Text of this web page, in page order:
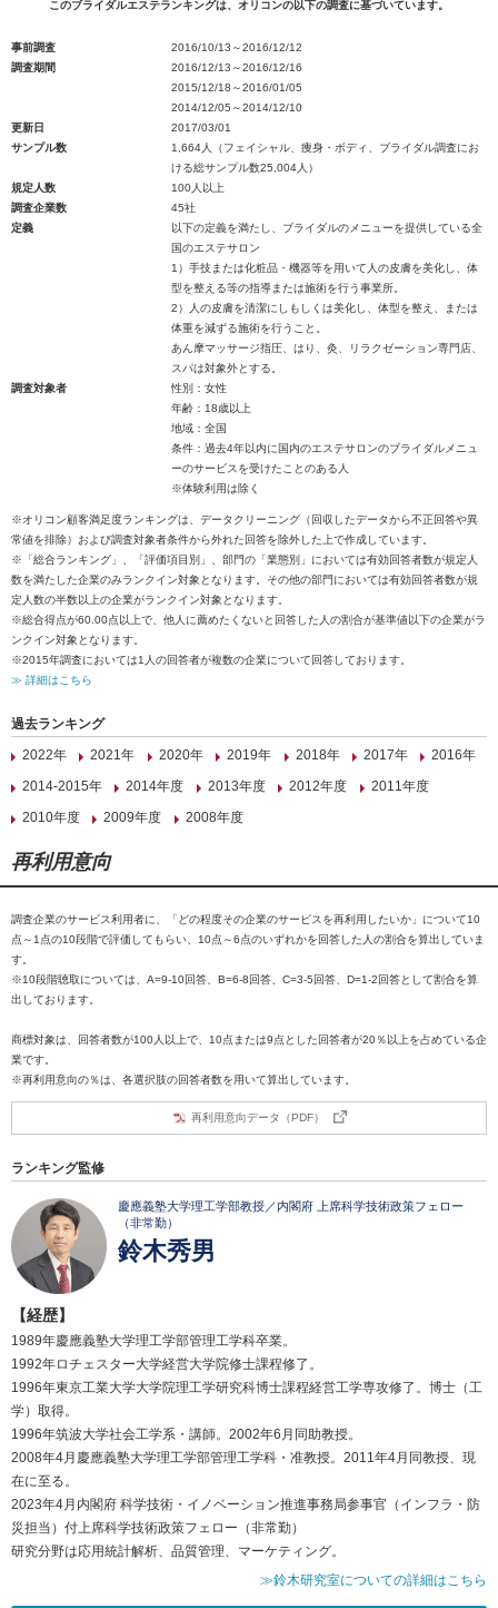
このブライダルエステランキングは、オリコンの以下の調査に基づいています。
事前調査
2016/10/13～2016/12/12
調査期間
2016/12/13～2016/12/16
2015/12/18～2016/01/05
2014/12/05～2014/12/10
更新日
2017/03/01
サンプル数
1,664人（フェイシャル、痩身・ボディ、ブライダル調査にお
ける総サンプル数25,004人）
規定人数
100人以上
調査企業数
45社
定義
以下の定義を満たし、ブライダルのメニューを提供している全
国のエステサロン
1）手技または化粧品・機器等を用いて人の皮膚を美化し、体
型を整える等の指導または施術を行う事業所。
2）人の皮膚を清潔にしもしくは美化し、体型を整え、または
体重を減ずる施術を行うこと。
あん摩マッサージ指圧、はり、灸、リラクゼーション専門店、
スパは対象外とする。
調査対象者
性別：女性
年齢：18歳以上
地域：全国
条件：過去4年以内に国内のエステサロンのブライダルメニュ
ーのサービスを受けたことのある人
※体験利用は除く
※オリコン顧客満足度ランキングは、データクリーニング（回収したデータから不正回答や異
常値を排除）および調査対象者条件から外れた回答を除外した上で作成しています。
※「総合ランキング」、「評価項目別」、部門の「業態別」においては有効回答者数が規定人
数を満たした企業のみランクイン対象となります。その他の部門においては有効回答者数が規
定人数の半数以上の企業がランクイン対象となります。
※総合得点が60.00点以上で、他人に薦めたくないと回答した人の割合が基準値以下の企業がラ
ンクイン対象となります。
※2015年調査においては1人の回答者が複数の企業について回答しております。
≫ 詳細はこちら
過去ランキング
2022年
2021年 2020年 2019年 2018年 2017年
2016年
2014-2015年
2014年度 2013年度 2012年度
2011年度
2010年度
2009年度 2008年度
再利用意向
調査企業のサービス利用者に、「どの程度その企業のサービスを再利用したいか」について10
点～1点の10段階で評価してもらい、10点～6点のいずれかを回答した人の割合を算出していま
す。
※10段階聴取については、A=9-10回答、B=6-8回答、C=3-5回答、D=1-2回答として割合を算
出しております。
商標対象は、回答者数が100人以上で、10点または9点とした回答者が20％以上を占めている企
業です。
※再利用意向の％は、各選択肢の回答者数を用いて算出しています。
再利用意向データ（PDF）
ランキング監修
慶應義塾大学理工学部教授／内閣府 上席科学技術政策フェロー
（非常勤）
鈴木秀男
【経歴】
1989年慶應義塾大学理工学部管理工学科卒業。
1992年ロチェスター大学経営大学院修士課程修了。
1996年東京工業大学大学院理工学研究科博士課程経営工学専攻修了。博士（工
学）取得。
1996年筑波大学社会工学系・講師。2002年6月同助教授。
2008年4月慶應義塾大学理工学部管理工学科・准教授。2011年4月同教授、現
在に至る。
2023年4月内閣府 科学技術・イノベーション推進事務局参事官（インフラ・防
災担当）付上席科学技術政策フェロー（非常勤）
研究分野は応用統計解析、品質管理、マーケティング。
≫鈴木研究室についての詳細はこちら